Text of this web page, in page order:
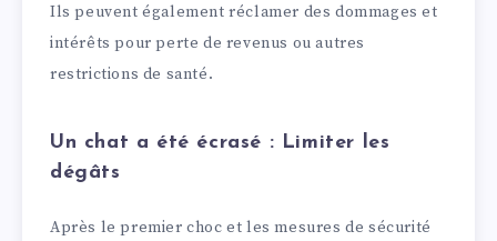
Ils peuvent également réclamer des dommages et
intérêts pour perte de revenus ou autres
restrictions de santé.
Un chat a été écrasé : Limiter les
dégâts
Après le premier choc et les mesures de sécurité